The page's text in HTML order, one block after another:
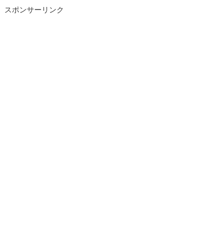
スポンサーリンク